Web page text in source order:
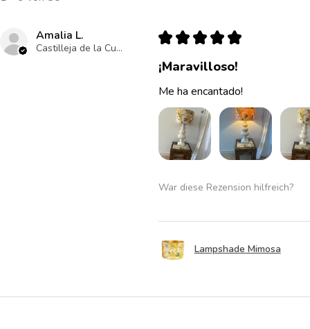
Amalia L.
Castilleja de la Cuesta , ES-AN
★ ★ ★ ★ ★
¡Maravilloso!
Me ha encantado!
War diese Rezension hilfreich?
Lampshade Mimosa